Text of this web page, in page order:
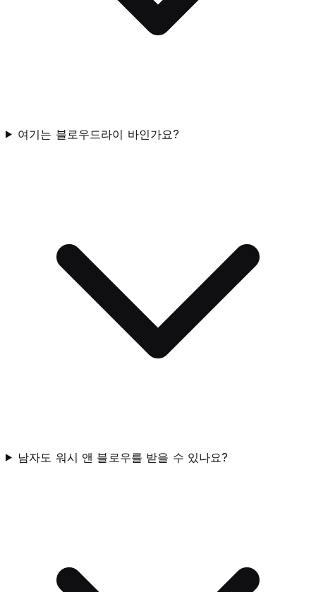
여기는 블로우드라이 바인가요?
남자도 워시 앤 블로우를 받을 수 있나요?